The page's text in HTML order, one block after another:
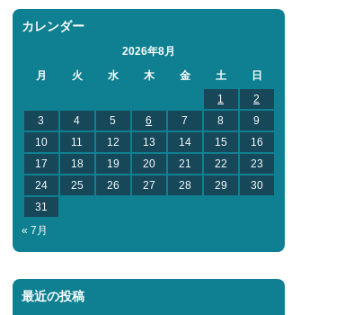
カレンダー
2026年8月
月
火 水 木 金 土
日
1
2
3
4 5 6 7 8
9
10
11 12 13 14 15
16
17
18 19 20 21 22
23
24
25 26 27 28 29
30
31
« 7月
最近の投稿